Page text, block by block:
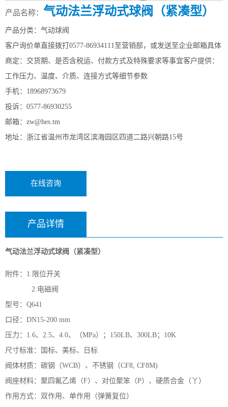
产品名称： 气动法兰浮动式球阀（紧凑型）
产品分类：气动球阀
客户询价单直接拨打0577-86934111至营销部，或发送至企业邮箱具体
商定：交货期、是否含税运、付款方式及特殊要求等事宜客户提供：
工作压力、温度、介质、连接方式等细节参数
手机：18968973679
投诉：0577-86930255
邮箱：zw@hes.tm
地址：浙江省温州市龙湾区滨海园区四道二路兴朝路15号
在线咨询
产品详情
气动法兰浮动式球阀（紧凑型）
附件：1.限位开关
2.电磁阀
型号：Q641
口径：DN15-200 mm
压力：1.6、2.5、4.0、（MPa）；150LB、300LB；10K
尺寸标准：国标、美标、日标
阀体材质：碳钢（WCB）、不锈钢（CF8, CF8M)
阀座材料：聚四氟乙烯（F）、对位聚笨（P）、硬质合金（丫）
作用方式：双作用、单作用（弹簧复位）